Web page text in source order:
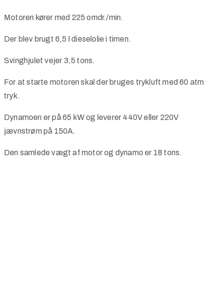
Motoren kører med 225 omdr./min.
Der blev brugt 6,5 l dieselolie i timen.
Svinghjulet vejer 3,5 tons.
For at starte motoren skal der bruges trykluft med 60 atm
tryk.
Dynamoen er på 65 kW og leverer 440V eller 220V
jævnstrøm på 150A.
Den samlede vægt af motor og dynamo er 18 tons.